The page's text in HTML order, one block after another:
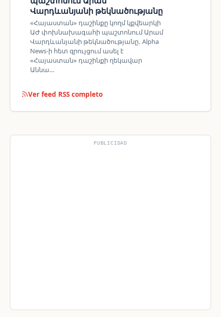
Վարդևանյանի թեկնածությանը
«Հայաստան» դաշինքը կողմ կքվեարկի
ԱԺ փոխնախագահի պաշտոնում Արամ
Վարդևանյանի թեկնածությանը. Alpha
News-ի հետ զրույցում ասել է
«Հայաստան» դաշինքի ղեկավար
Աննա…
Ver feed RSS completo
PUBLICIDAD